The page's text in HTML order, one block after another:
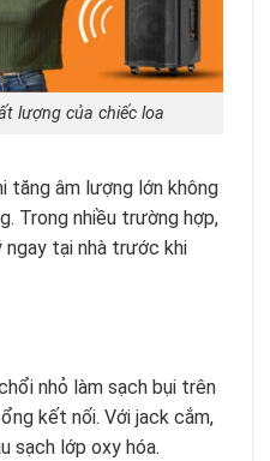
lượng của chiếc loa
tăng âm lượng lớn không
Trong nhiều trường hợp,
tại nhà trước khi
nhỏ làm sạch bụi trên
kết nối. Với jack cắm,
sạch lớp oxy hóa.